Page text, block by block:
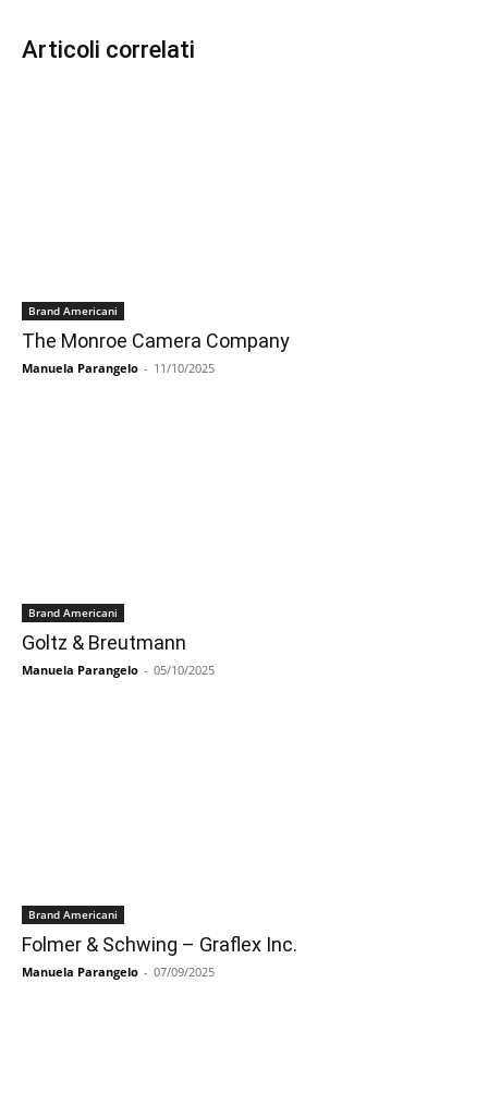
Articoli correlati
Brand Americani
The Monroe Camera Company
Manuela Parangelo - 11/10/2025
Brand Americani
Goltz & Breutmann
Manuela Parangelo - 05/10/2025
Brand Americani
Folmer & Schwing – Graflex Inc.
Manuela Parangelo - 07/09/2025